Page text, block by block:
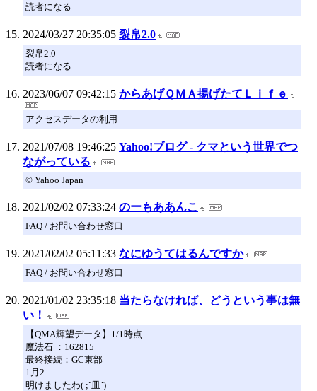
読者になる
2024/03/27 20:35:05 裂帛2.0
裂帛2.0
読者になる
2023/06/07 09:42:15 からあげＱＭＡ揚げたてＬｉｆｅ
アクセスデータの利用
2021/07/08 19:46:25 Yahoo!ブログ - クマという世界でつ
ながっている
© Yahoo Japan
2021/02/02 07:33:24 のーもああんこ
FAQ / お問い合わせ窓口
2021/02/02 05:11:33 なにゆうてはるんですか
FAQ / お問い合わせ窓口
2021/01/02 23:35:18 当たらなければ、どうという事は無
い！
【QMA輝望データ】1/1時点
魔法石 ：162815
最終接続：GC東部
1月2
明けましたわ( ;`皿´)